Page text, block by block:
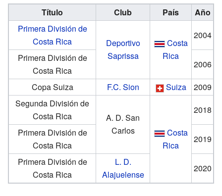
Título Club País
Año
Primera División de
Costa Rica
Deportivo
Saprissa
Costa
Rica
2004
Primera División de
Costa Rica
2006
Copa Suiza
F.C. Sion Suiza
2009
Segunda División de
Costa Rica
A. D. San
Carlos
Costa
Rica
2018
Primera División de
Costa Rica
2019
Primera División de
Costa Rica
L. D.
Alajuelense
2020